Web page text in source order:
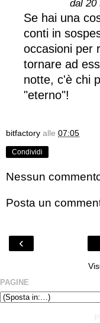
dal 20
Se hai una
conti in
occasioni per
tornare ad
notte, c'è chi
"eterno"!
bitfactory alle 07:05
Condividi
Nessun
Posta un
‹
PAGINE